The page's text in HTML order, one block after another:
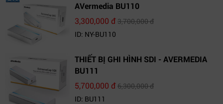
AVermedia BU110
3,300,000 đ3,700,000 đ
ID: NY-BU110
THIẾT BỊ GHI HÌNH SDI - AVERMEDIA
BU111
5,700,000 đ6,300,000 đ
ID: BU111